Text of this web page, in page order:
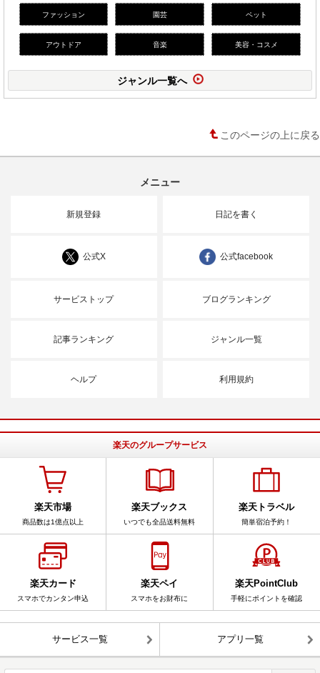
ファッション 園芸 ペット
アウトドア 音楽 美容・コスメ
ジャンル一覧へ
このページの上に戻る
メニュー
新規登録 日記を書く
公式X 公式facebook
サービストップ ブログランキング
記事ランキング ジャンル一覧
ヘルプ 利用規約
楽天のグループサービス
楽天市場
商品数は1億点以上
楽天ブックス
いつでも全品送料無料
楽天トラベル
簡単宿泊予約！
楽天カード
スマホでカンタン申込
楽天ペイ
スマホをお財布に
楽天PointClub
手軽にポイントを確認
サービス一覧 アプリ一覧